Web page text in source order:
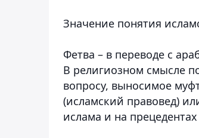
Значение понятия
Фетва – в переводе с
В религиозном смысле
вопросу, выносимое
(исламский правовед)
ислама и на